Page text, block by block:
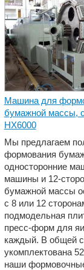
Машина для
бумажной массы,
HX6000
Мы предлагаем
формования
односторонние
машины и 12-
бумажной массы
с 8 или 12
подмодельная
пресс-форм для
каждый. В общей
укомплектована
наши